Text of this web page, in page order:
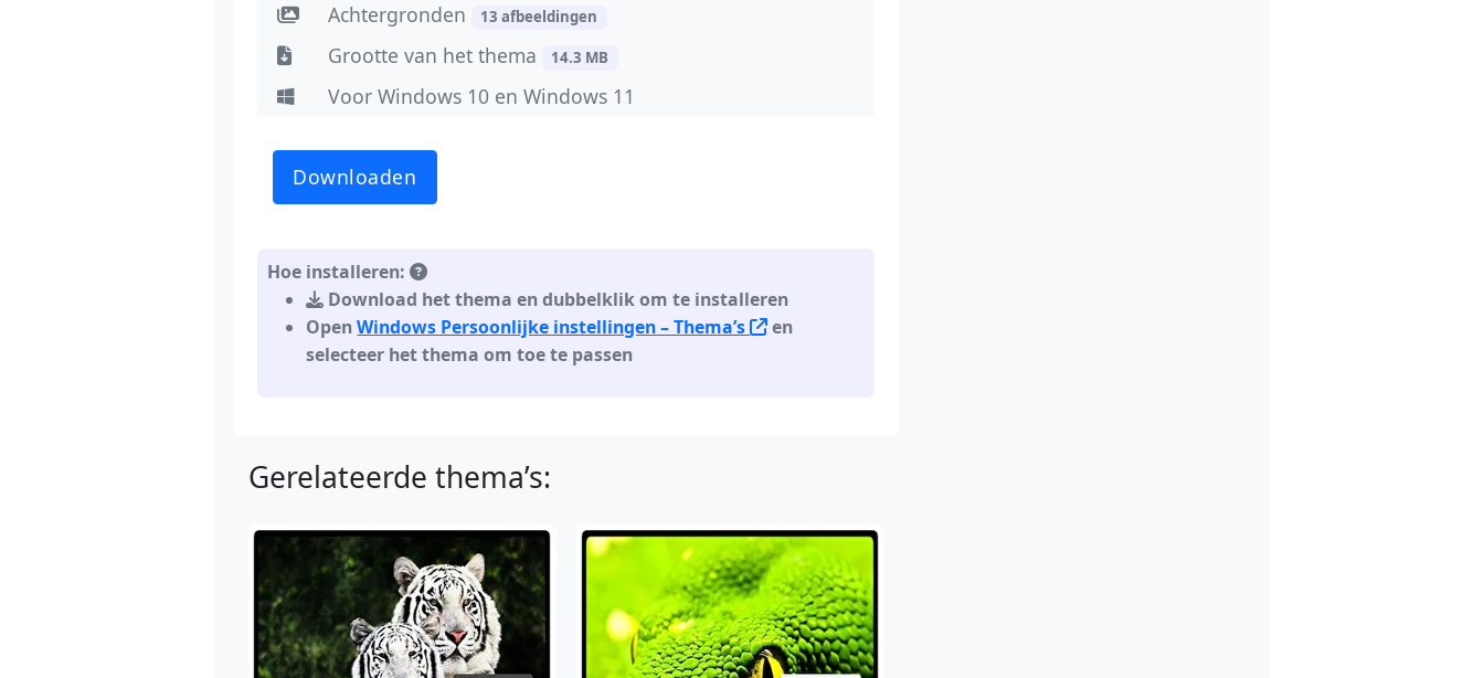
Achtergronden 13 afbeeldingen
Grootte van het thema 14.3 MB
Voor Windows 10 en Windows 11
Downloaden
Hoe installeren:
Download het thema en dubbelklik om te installeren
OpenWindows Persoonlijke instellingen – Thema’s
en
selecteer het thema om toe te passen
Gerelateerde thema’s: